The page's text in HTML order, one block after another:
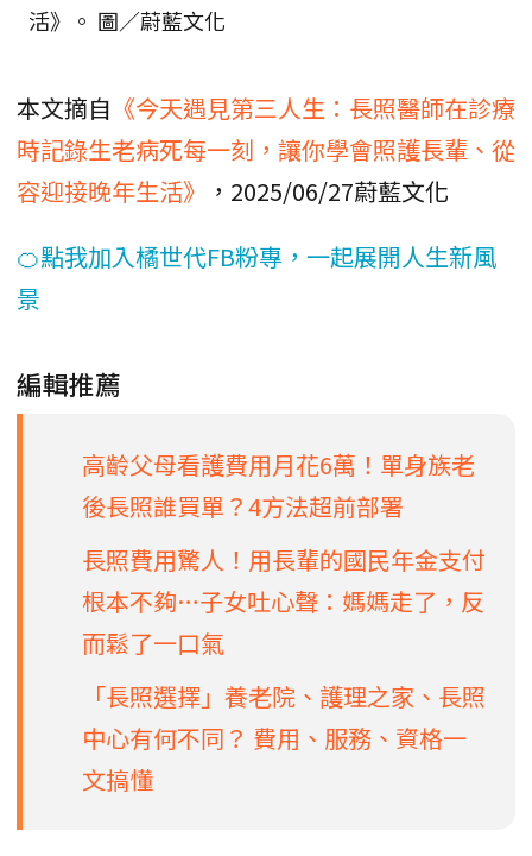
活》。 圖／蔚藍文化
本文摘自 《今天遇見第三人生：長照醫師在診療
時記錄生老病死每一刻，讓你學會照護長輩、從
容迎接晚年生活》
，2025/06/27蔚藍文化
🍊點我加入橘世代FB粉專，一起展開人生新風
景
編輯推薦
高齡父母看護費用月花6萬！單身族老
後長照誰買單？4方法超前部署
長照費用驚人！用長輩的國民年金支付
根本不夠…子女吐心聲：媽媽走了，反
而鬆了一口氣
「長照選擇」養老院、護理之家、長照
中心有何不同？ 費用、服務、資格一
文搞懂